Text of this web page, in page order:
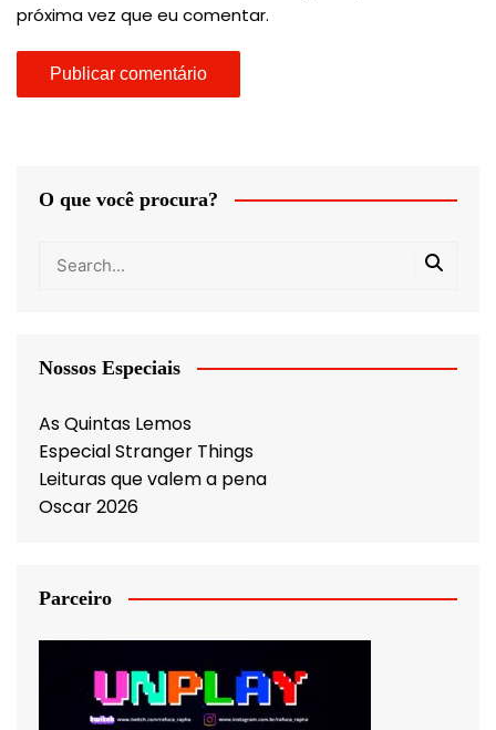
próxima vez que eu comentar.
O que você procura?
Nossos Especiais
As Quintas Lemos
Especial Stranger Things
Leituras que valem a pena
Oscar 2026
Parceiro